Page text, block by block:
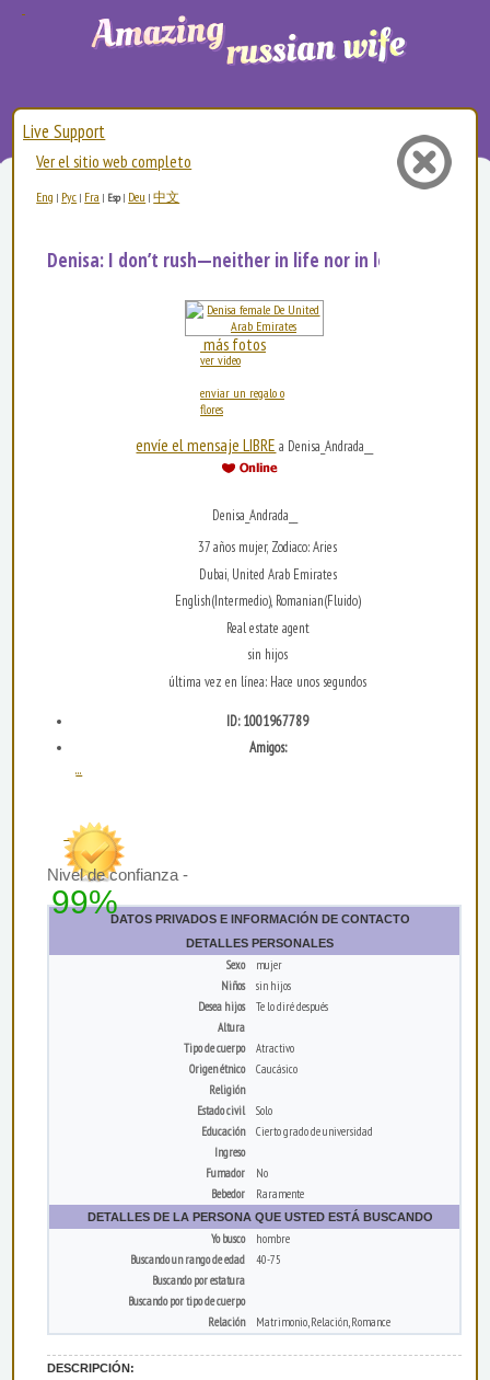
Live Support
Ver el sitio web completo
Eng | Рус | Fra | Esp| Deu |中文
Denisa: I don’t rush—neither in life nor in love. I c...
más fotos
ver video
enviar un regalo o
flores
envíe el mensaje LIBRE a Denisa_Andrada__
Denisa_Andrada__
37 años mujer, Zodiaco: Aries
Dubai, United Arab Emirates
English(Intermedio), Romanian(Fluido)
Real estate agent
sin hijos
última vez en línea: Hace unos segundos
ID: 1001967789
Amigos:
...
Nivel de confianza -
99%DATOS PRIVADOS E INFORMACIÓN DE CONTACTO
DETALLES PERSONALES
Sexo
mujer
Niños
sin hijos
Desea hijos
Te lo diré después
Altura
Tipo de cuerpo
Atractivo
Origen étnico
Caucásico
Religión
Estado civil
Solo
Educación
Cierto grado de universidad
Ingreso
Fumador
No
Bebedor
Raramente
DETALLES DE LA PERSONA QUE USTED ESTÁ BUSCANDO
Yo busco
hombre
Buscando un rango de edad
40-75
Buscando por estatura
Buscando por tipo de cuerpo
Relación
Matrimonio, Relación, Romance
DESCRIPCIÓN: